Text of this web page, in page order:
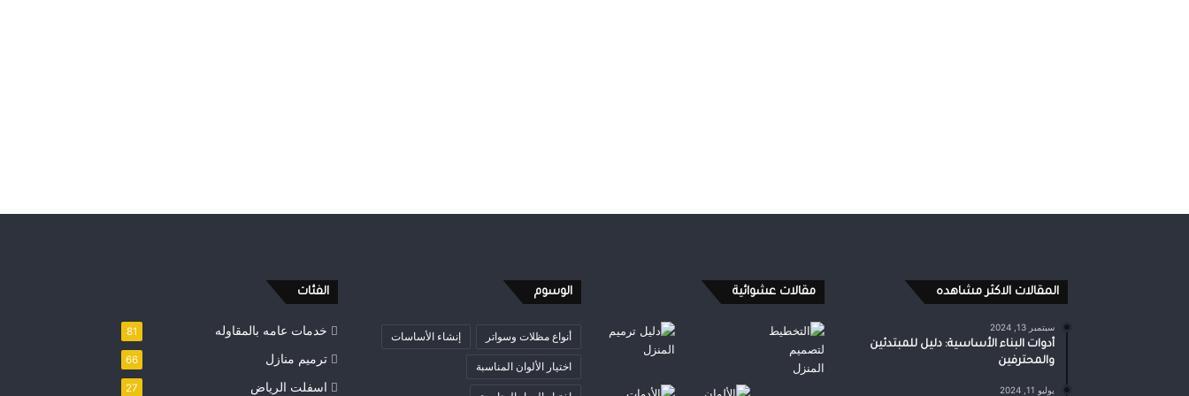
المقالات الاكثر مشاهده
سبتمبر 13, 2024
أدوات البناء الأساسية: دليل للمبتدئين
والمحترفين
يوليو 11, 2024
مقالات عشوائية الوسوم
أنواع مظلات وسواتر إنشاء الأساسات
اختيار الألوان المناسبة
الفئات
خدمات عامه بالمقاوله 81
ترميم منازل 66
اسفلت الرياض 27